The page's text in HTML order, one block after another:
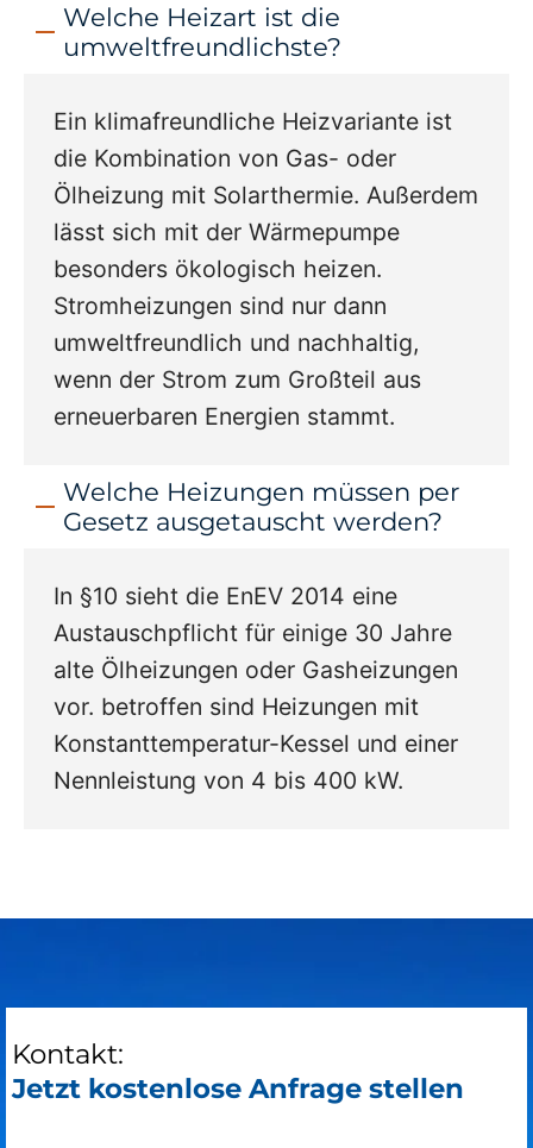
Welche Heizart ist die
umweltfreundlichste?
Ein klimafreundliche Heizvariante ist
die Kombination von Gas- oder
Ölheizung mit Solarthermie. Außerdem
lässt sich mit der Wärmepumpe
besonders ökologisch heizen.
Stromheizungen sind nur dann
umweltfreundlich und nachhaltig,
wenn der Strom zum Großteil aus
erneuerbaren Energien stammt.
Welche Heizungen müssen per
Gesetz ausgetauscht werden?
In §10 sieht die EnEV 2014 eine
Austauschpflicht für einige 30 Jahre
alte Ölheizungen oder Gasheizungen
vor. betroffen sind Heizungen mit
Konstanttemperatur-Kessel und einer
Nennleistung von 4 bis 400 kW.
Kontakt:
Jetzt kostenlose Anfrage stellen